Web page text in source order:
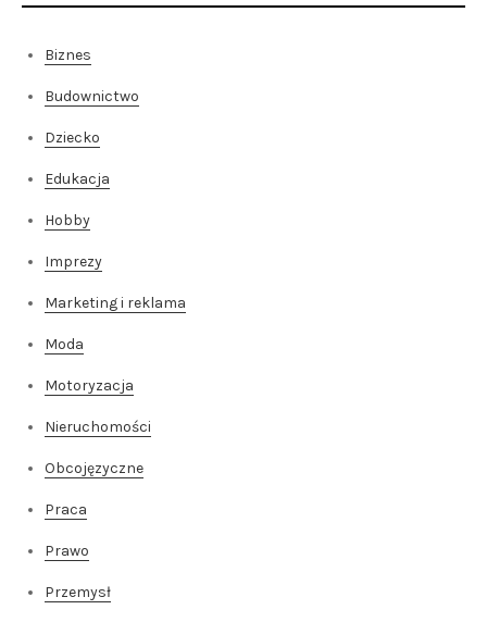
Biznes
Budownictwo
Dziecko
Edukacja
Hobby
Imprezy
Marketing i reklama
Moda
Motoryzacja
Nieruchomości
Obcojęzyczne
Praca
Prawo
Przemysł